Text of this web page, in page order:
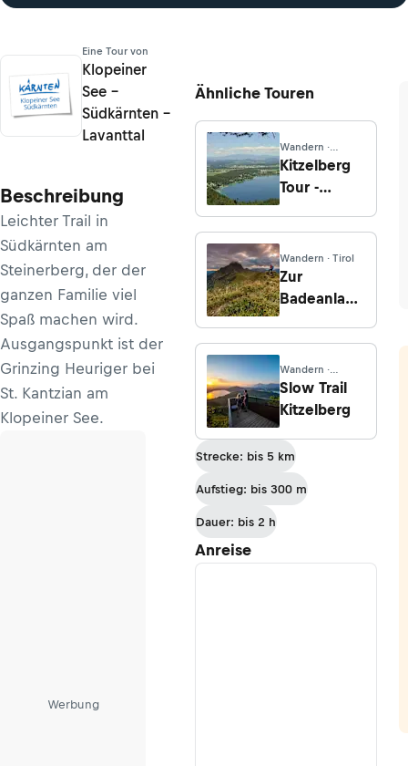
Eine Tour von
Klopeiner
See -
Südkärnten -
Lavanttal
Beschreibung
Leichter Trail in
Südkärnten am
Steinerberg, der der
ganzen Familie viel
Spaß machen wird.
Ausgangspunkt ist der
Grinzing Heuriger bei
St. Kantzian am
Klopeiner See.
Werbung
Ähnliche Touren
Wandern ·
Kärnten
Kitzelberg
Tour -
See
Wandern · Tirol
Zur
Badeanlage
Wandern ·
Kärnten
Slow Trail
Kitzelberg
Strecke: bis 5 km
Aufstieg: bis 300 m
Dauer: bis 2 h
Anreise